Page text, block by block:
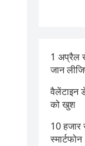
1 अप्रैल
जान
वैलेंटाइन
को खुश
10
स्मार्टफोन